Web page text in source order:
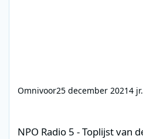
Omnivoor25 december 20214 jr.
NPO Radio 5 - Toplijst van